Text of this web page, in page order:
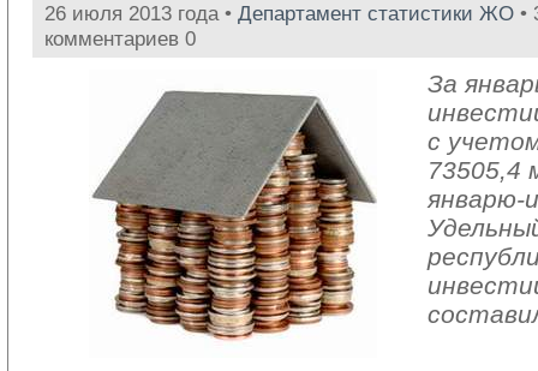
26 июля 2013 года • Департамент статистики ЖО •
комментариев 0
За
с
73505,4
январю-